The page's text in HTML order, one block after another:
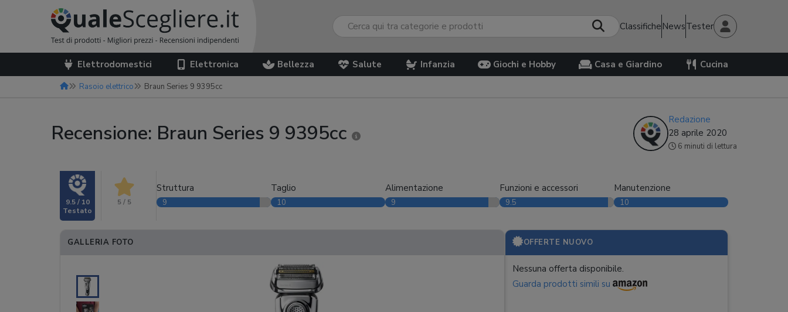
Classifiche NewsTester
Elettrodomestici Elettronica Bellezza Salute Infanzia Giochi e Hobby Casa e Giardino Cucina
Rasoio elettrico Braun Series 9 9395cc
Recensione: Braun Series 9 9395cc
Redazione
28 aprile 2020
6 minuti di lettura
9.5 / 10 5 / 5
Struttura
9
Taglio
10
Alimentazione
9
Funzioni e accessori
9.5
Manutenzione
10
GALLERIA FOTO OFFERTE NUOVO
Nessuna offerta disponibile.
Guarda prodotti simili su